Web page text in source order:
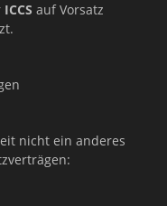
ICCS auf Vorsatz
nicht ein anderes